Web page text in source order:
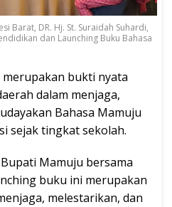
Barat, DR. Hj. St. Suraidah Suhardi,
dan Launching Buku Bahasa
bukti nyata
dalam menjaga,
Bahasa Mamuju
sejak tingkat sekolah.
Mamuju bersama
buku ini merupakan
melestarikan, dan